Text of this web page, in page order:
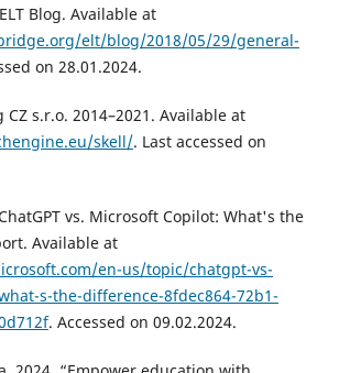
Blog. Available at
elt/blog/2018/05/29/general-
on 28.01.2024.
s.r.o. 2014–2021. Available at
skell/. Last accessed on
vs. Microsoft Copilot: What's the
Available at
en-us/topic/chatgpt-vs-
s-the-difference-8fdec864-72b1-
. Accessed on 09.02.2024.